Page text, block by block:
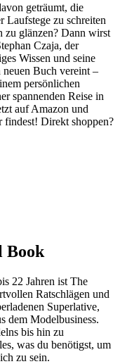
geträumt, die
Laufstege zu schreiten
zu glänzen? Dann wirst
Czaja, der
Wissen und seine
neuen Buch vereint –
persönlichen
spannenden Reise in
auf Amazon und
findest! Direkt shoppen?
Book
22 Jahren ist The
Ratschlägen und
Superlative,
dem Modelbusiness.
bis hin zu
was du benötigst, um
zu sein.